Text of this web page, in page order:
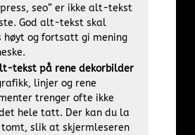
seo” er ikke alt-tekst
God alt-tekst skal
høyt og fortsatt gi mening
tekst på rene dekorbilder
linjer og rene
trenger ofte ikke
hele tatt. Der kan du la
slik at skjermleseren